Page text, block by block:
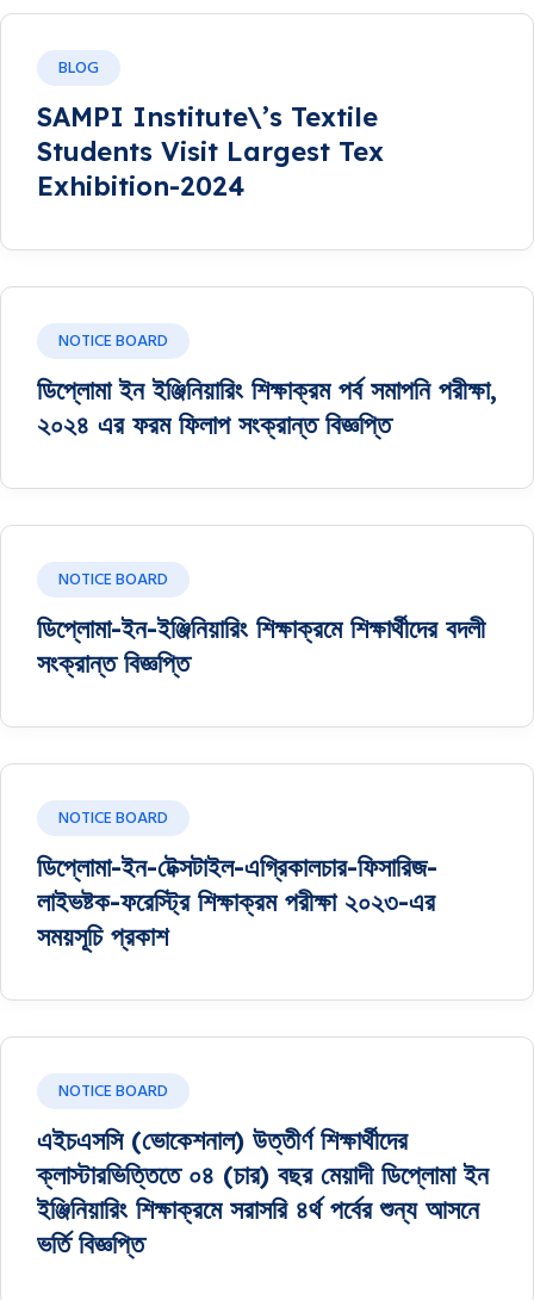
BLOG
SAMPI Institute\’s Textile
Students Visit Largest Tex
Exhibition-2024
NOTICE BOARD
ডিপ্লোমা ইন ইঞ্জিনিয়ারিং শিক্ষাক্রম পর্ব সমাপনি পরীক্ষা,
২০২৪ এর ফরম ফিলাপ সংক্রান্ত বিজ্ঞপ্তি
NOTICE BOARD
ডিপ্লোমা-ইন-ইঞ্জিনিয়ারিং শিক্ষাক্রমে শিক্ষার্থীদের বদলী
সংক্রান্ত বিজ্ঞপ্তি
NOTICE BOARD
ডিপ্লোমা-ইন-টেক্সটাইল-এগ্রিকালচার-ফিসারিজ-
লাইভষ্টক-ফরেস্ট্রি শিক্ষাক্রম পরীক্ষা ২০২৩-এর
সময়সূচি প্রকাশ
NOTICE BOARD
এইচএসসি (ভোকেশনাল) উত্তীর্ণ শিক্ষার্থীদের
ক্লাস্টারভিত্তিতে ০৪ (চার) বছর মেয়াদী ডিপ্লোমা ইন
ইঞ্জিনিয়ারিং শিক্ষাক্রমে সরাসরি ৪র্থ পর্বের শুন্য আসনে
ভর্তি বিজ্ঞপ্তি